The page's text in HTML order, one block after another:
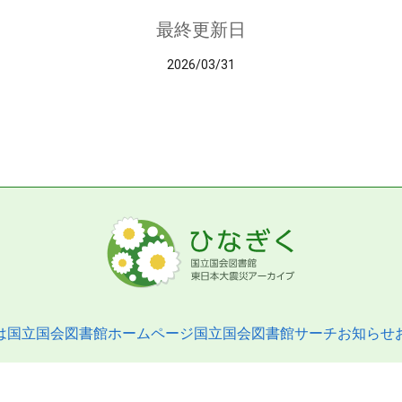
最終更新日
2026/03/31
国立国会図書館ホームページ国立国会図書館サーチお知らせ